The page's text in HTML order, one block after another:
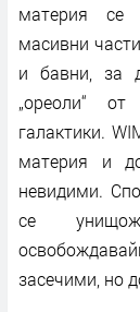
материя се
масивни
и бавни, за
„ореоли“
галактики.
материя и
невидими.
се
засечими, но